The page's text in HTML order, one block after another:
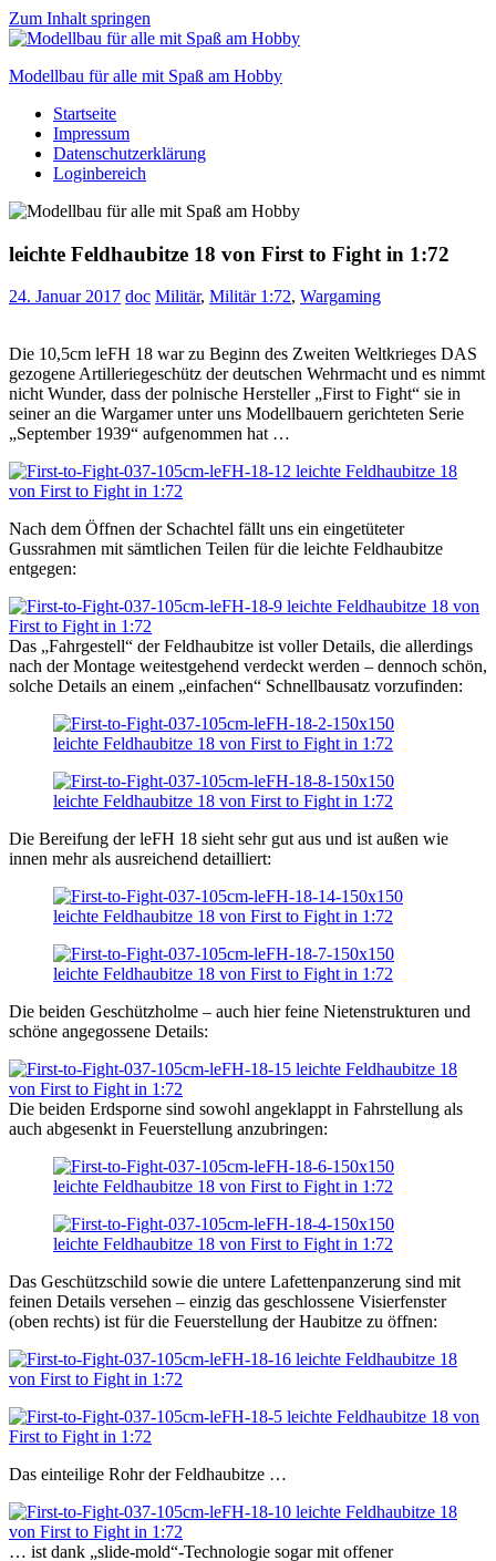
Zum Inhalt springen
Modellbau für alle mit Spaß am Hobby
Scale
modelling
to
Startseite
Impressum
Datenschutzerklärung
Loginbereich
leichte Feldhaubitze 18 von First to Fight in 1:72
24. Januar 2017 doc Militär, Militär 1:72, Wargaming
Die 10,5cm leFH 18 war zu Beginn des Zweiten Weltkrieges DAS
gezogene Artilleriegeschütz der deutschen Wehrmacht und es nimmt
nicht Wunder, dass der polnische Hersteller „First to Fight“ sie in
seiner an die Wargamer unter uns Modellbauern gerichteten Serie
„September 1939“ aufgenommen hat …
Nach dem Öffnen der Schachtel fällt uns ein eingetüteter
Gussrahmen mit sämtlichen Teilen für die leichte Feldhaubitze
entgegen:
Das „Fahrgestell“ der Feldhaubitze ist voller Details, die allerdings
nach der Montage weitestgehend verdeckt werden – dennoch schön,
solche Details an einem „einfachen“ Schnellbausatz vorzufinden:
Die Bereifung der leFH 18 sieht sehr gut aus und ist außen wie
innen mehr als ausreichend detailliert:
Die beiden Geschützholme – auch hier feine Nietenstrukturen und
schöne angegossene Details:
Die beiden Erdsporne sind sowohl angeklappt in Fahrstellung als
auch abgesenkt in Feuerstellung anzubringen:
Das Geschützschild sowie die untere Lafettenpanzerung sind mit
feinen Details versehen – einzig das geschlossene Visierfenster
(oben rechts) ist für die Feuerstellung der Haubitze zu öffnen:
Das einteilige Rohr der Feldhaubitze …
… ist dank „slide-mold“-Technologie sogar mit offener